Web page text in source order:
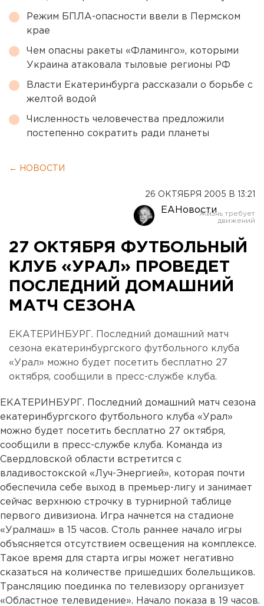
Режим БПЛА-опасности ввели в Пермском
крае
Чем опасны ракеты «Фламинго», которыми
Украина атаковала тыловые регионы РФ
Власти Екатеринбурга рассказали о борьбе с
желтой водой
Численность человечества предложили
постепенно сократить ради планеты
← НОВОСТИ
26 ОКТЯБРЯ 2005 В 13:21
ЕАНовости
27 ОКТЯБРЯ ФУТБОЛЬНЫЙ
КЛУБ «УРАЛ» ПРОВЕДЕТ
ПОСЛЕДНИЙ ДОМАШНИЙ
МАТЧ СЕЗОНА
ЕКАТЕРИНБУРГ. Последний домашний матч
сезона екатеринбургского футбольного клуба
«Урал» можно будет посетить бесплатно 27
октября, сообщили в пресс-службе клуба.
ЕКАТЕРИНБУРГ. Последний домашний матч сезона
екатеринбургского футбольного клуба «Урал»
можно будет посетить бесплатно 27 октября,
сообщили в пресс-службе клуба. Команда из
Свердловской области встретится с
владивостокской «Луч-Энергией», которая почти
обеспечила себе выход в премьер-лигу и занимает
сейчас верхнюю строчку в турнирной таблице
первого дивизиона. Игра начнется на стадионе
«Уралмаш» в 15 часов. Столь раннее начало игры
объясняется отсутствием освещения на комплексе.
Такое время для старта игры может негативно
сказаться на количестве пришедших болельщиков.
Трансляцию поединка по телевизору организует
«Областное телевидение». Начало показа в 19 часов.